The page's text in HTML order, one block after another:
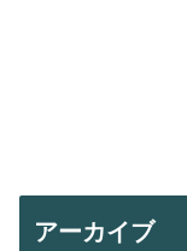
アーカイブ